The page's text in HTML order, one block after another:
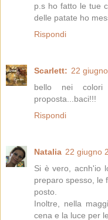
p.s ho fatto le tue
delle patate ho
Rispondi
Scarlett: 22
bello nei
proposta...baci!!!
Rispondi
Natalia 22 giugno
Si è vero, acnh'io
preparo spesso, le
posto.
Inoltre, nella
cena e la luce per